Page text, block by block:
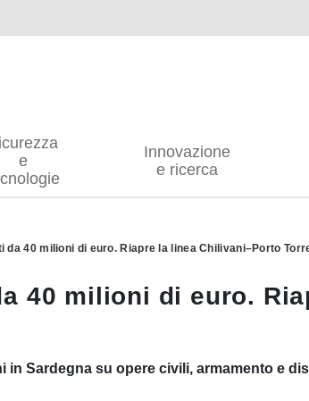
e
Innovazione
e ricerca
da 40 milioni di euro. Riapre la linea Chilivani–Porto
40 milioni di euro.
Sardegna su opere civili, armamento e